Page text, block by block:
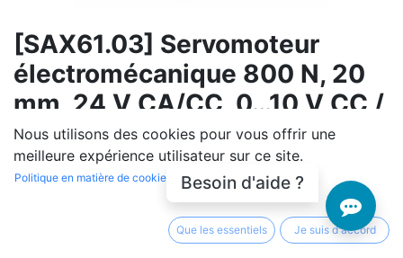
[SAX61.03] Servomoteur
électromécanique 800 N, 20
mm, 24 V CA/CC, 0…10 V CC /
4…20 mA, 30 s
(0 avis)
Temps de réglage rapide. Réglage manuel, la position
pouvant être figée. Emplacement de montage pour
contacteur auxiliaire et / ou module de fonction
Nous utilisons des cookies pour vous offrir une
meilleure expérience utilisateur sur ce site.
Politique en matière de cookies
Que les essentiels Je suis d'accord
Besoin d'aide ?